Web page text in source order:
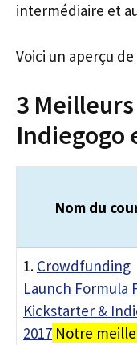
intermédiaire et
Voici un aperçu
3
Indiegogo
Nom du
1. Crowdfunding
Launch Formula
Kickstarter &
2017 Notre